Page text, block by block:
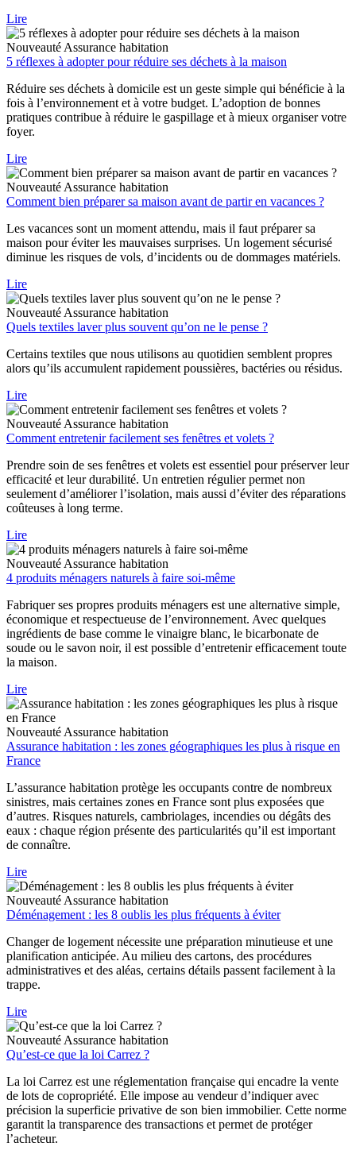
Lire
Nouveauté Assurance habitation
5 réflexes à adopter pour réduire ses déchets à la maison
Réduire ses déchets à domicile est un geste simple qui bénéficie à la
fois à l’environnement et à votre budget. L’adoption de bonnes
pratiques contribue à réduire le gaspillage et à mieux organiser votre
foyer.
Lire
Nouveauté Assurance habitation
Comment bien préparer sa maison avant de partir en vacances ?
Les vacances sont un moment attendu, mais il faut préparer sa
maison pour éviter les mauvaises surprises. Un logement sécurisé
diminue les risques de vols, d’incidents ou de dommages matériels.
Lire
Nouveauté Assurance habitation
Quels textiles laver plus souvent qu’on ne le pense ?
Certains textiles que nous utilisons au quotidien semblent propres
alors qu’ils accumulent rapidement poussières, bactéries ou résidus.
Lire
Nouveauté Assurance habitation
Comment entretenir facilement ses fenêtres et volets ?
Prendre soin de ses fenêtres et volets est essentiel pour préserver leur
efficacité et leur durabilité. Un entretien régulier permet non
seulement d’améliorer l’isolation, mais aussi d’éviter des réparations
coûteuses à long terme.
Lire
Nouveauté Assurance habitation
4 produits ménagers naturels à faire soi-même
Fabriquer ses propres produits ménagers est une alternative simple,
économique et respectueuse de l’environnement. Avec quelques
ingrédients de base comme le vinaigre blanc, le bicarbonate de
soude ou le savon noir, il est possible d’entretenir efficacement toute
la maison.
Lire
Nouveauté Assurance habitation
Assurance habitation : les zones géographiques les plus à risque en
France
L’assurance habitation protège les occupants contre de nombreux
sinistres, mais certaines zones en France sont plus exposées que
d’autres. Risques naturels, cambriolages, incendies ou dégâts des
eaux : chaque région présente des particularités qu’il est important
de connaître.
Lire
Nouveauté Assurance habitation
Déménagement : les 8 oublis les plus fréquents à éviter
Changer de logement nécessite une préparation minutieuse et une
planification anticipée. Au milieu des cartons, des procédures
administratives et des aléas, certains détails passent facilement à la
trappe.
Lire
Nouveauté Assurance habitation
Qu’est-ce que la loi Carrez ?
La loi Carrez est une réglementation française qui encadre la vente
de lots de copropriété. Elle impose au vendeur d’indiquer avec
précision la superficie privative de son bien immobilier. Cette norme
garantit la transparence des transactions et permet de protéger
l’acheteur.